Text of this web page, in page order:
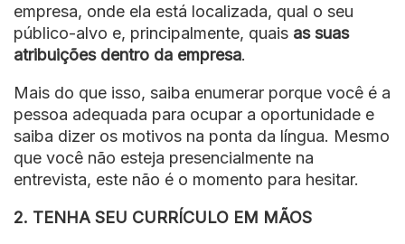
empresa, onde ela está localizada, qual o seu
público-alvo e, principalmente, quais as suas
atribuições dentro da empresa.
Mais do que isso, saiba enumerar porque você é a
pessoa adequada para ocupar a oportunidade e
saiba dizer os motivos na ponta da língua. Mesmo
que você não esteja presencialmente na
entrevista, este não é o momento para hesitar.
2. TENHA SEU CURRÍCULO EM MÃOS